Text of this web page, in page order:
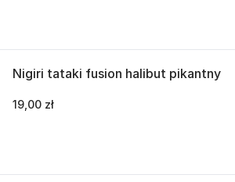
Nigiri tataki fusion halibut pikantny
19,00 zł